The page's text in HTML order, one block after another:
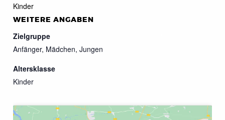
Kinder
WEITERE ANGABEN
Zielgruppe
Anfänger, Mädchen, Jungen
Altersklasse
Kinder